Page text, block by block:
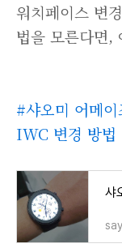
워치페이스 변
법을 모른다면,
#샤오미 어메
IWC 변경 방법